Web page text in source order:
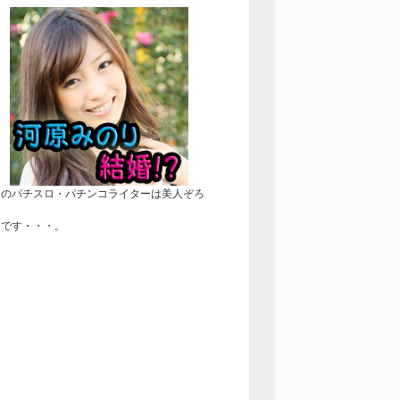
パチスロ・パチンコライターは美人ぞろ
す・・・。